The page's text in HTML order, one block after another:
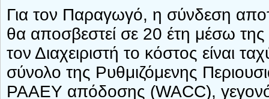
Για τον Παραγωγό, η σύνδεση
θα αποσβεστεί σε 20 έτη μέσω της
τον Διαχειριστή το κόστος είναι
σύνολο της Ρυθμιζόμενης
ΡΑΑΕΥ απόδοσης (WACC),